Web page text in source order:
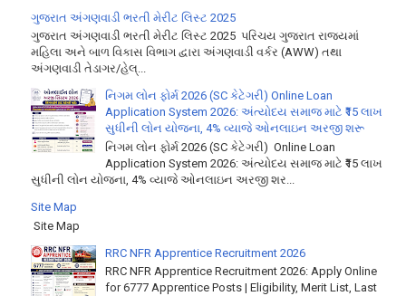
ગુજરાત અંગણવાડી ભરતી મેરીટ લિસ્ટ 2025
ગુજરાત અંગણવાડી ભરતી મેરીટ લિસ્ટ 2025 પરિચય ગુજરાત રાજ્યમાં
મહિલા અને બાળ વિકાસ વિભાગ દ્વારા અંગણવાડી વર્કર (AWW) તથા
અંગણવાડી તેડાગર/હેલ્...
નિગમ લોન ફોર્મ 2026 (SC કેટેગરી) Online Loan
Application System 2026: અંત્યોદય સમાજ માટે ₹15 લાખ
સુધીની લોન યોજના, 4% વ્યાજે ઓનલાઇન અરજી શરૂ
નિગમ લોન ફોર્મ 2026 (SC કેટેગરી) Online Loan
Application System 2026: અંત્યોદય સમાજ માટે ₹15 લાખ
સુધીની લોન યોજના, 4% વ્યાજે ઓનલાઇન અરજી શર...
Site Map
Site Map
RRC NFR Apprentice Recruitment 2026
RRC NFR Apprentice Recruitment 2026: Apply Online
for 6777 Apprentice Posts | Eligibility, Merit List, Last